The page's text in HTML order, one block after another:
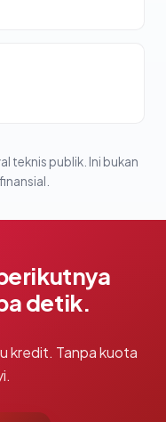
teknis publik. Ini bukan
detik.
kredit. Tanpa kuota